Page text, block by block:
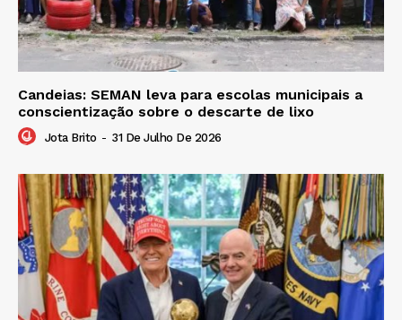
Candeias: SEMAN leva para escolas municipais a
conscientização sobre o descarte de lixo
Jota Brito - 31 De Julho De 2026